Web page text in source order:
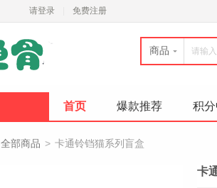
请登录 免费注册
商品
首页 爆款推荐 积
全部商品 > 卡通铃铛猫系列盲盒
卡